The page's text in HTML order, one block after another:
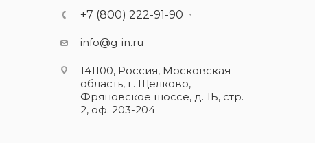
+7 (800) 222-91-90
info@g-in.ru
141100, Россия, Московская
область, г. Щелково,
Фряновское шоссе, д. 1Б, стр.
2, оф. 203-204